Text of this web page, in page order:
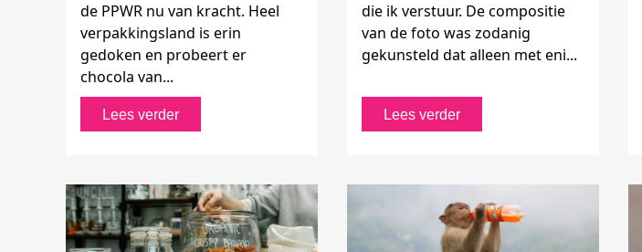
de PPWR nu van kracht. Heel
verpakkingsland is erin
gedoken en probeert er
chocola van...
Lees verder
die ik verstuur. De compositie
van de foto was zodanig
gekunsteld dat alleen met eni...
Lees verder